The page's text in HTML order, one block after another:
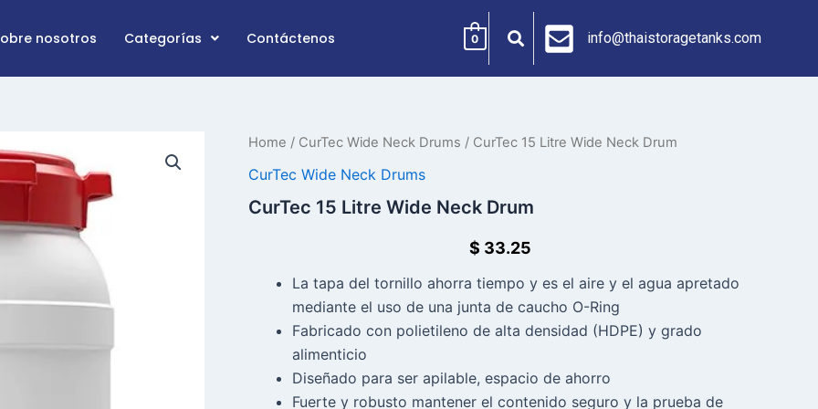
nosotros Categorías Contáctenos 0 info@thaistoragetanks.com
Home / CurTec Wide Neck Drums / CurTec 15 Litre Wide Neck Drum
CurTec Wide Neck Drums
CurTec 15 Litre Wide Neck Drum
$ 33.25
La tapa del tornillo ahorra tiempo y es el aire y el agua apretado
mediante el uso de una junta de caucho O-Ring
Fabricado con polietileno de alta densidad (HDPE) y grado
alimenticio
Diseñado para ser apilable, espacio de ahorro
Fuerte y robusto mantener el contenido seguro y la prueba de
CurTec
Litre
cantidad